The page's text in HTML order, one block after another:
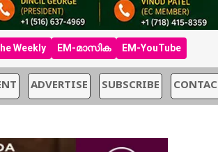
Weekly EM-മാസിക EM-YouTube
ADVERTISE SUBSCRIBE